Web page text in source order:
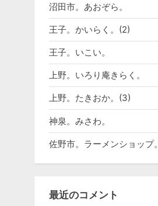
沼田市。あおぞら。
王子。かいらく。(2)
王子。いこい。
上野。いろり庵きらく。
上野。たきおか。(3)
神泉。みさわ。
佐野市。ラーメンショップ。
最近のコメント